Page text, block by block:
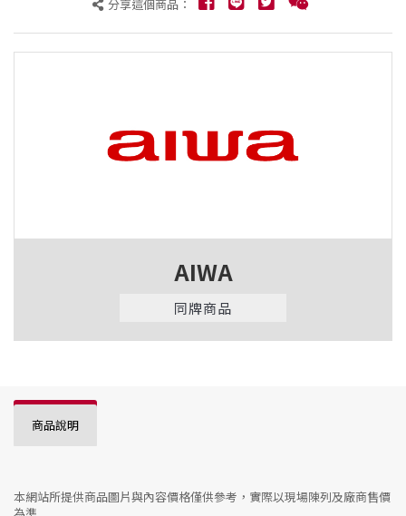
分享這個商品：
AIWA
同牌商品
商品說明
本網站所提供商品圖片與內容價格僅供參考，實際以現場陳列及廠商售價